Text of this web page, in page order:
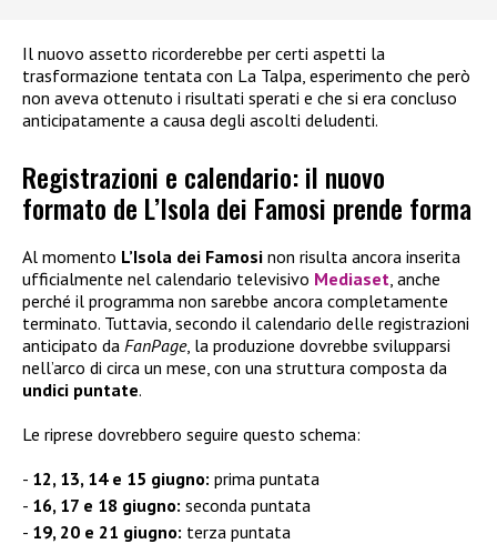
Il nuovo assetto ricorderebbe per certi aspetti la
trasformazione tentata con La Talpa, esperimento che però
non aveva ottenuto i risultati sperati e che si era concluso
anticipatamente a causa degli ascolti deludenti.
Registrazioni e calendario: il nuovo
formato de L’Isola dei Famosi prende forma
Al momento L’Isola dei Famosi non risulta ancora inserita
ufficialmente nel calendario televisivo Mediaset , anche
perché il programma non sarebbe ancora completamente
terminato. Tuttavia, secondo il calendario delle registrazioni
anticipato da FanPage, la produzione dovrebbe svilupparsi
nell’arco di circa un mese, con una struttura composta da
undici puntate.
Le riprese dovrebbero seguire questo schema:
12, 13, 14 e 15 giugno: prima puntata
16, 17 e 18 giugno: seconda puntata
19, 20 e 21 giugno: terza puntata